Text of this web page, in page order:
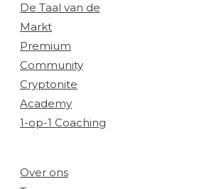
De Taal van de
Markt
Premium
Community
Cryptonite
Academy
1-op-1 Coaching
Over ons